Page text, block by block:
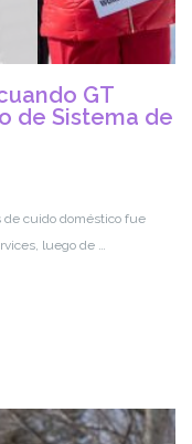
GT
de Sistema de
de cuido doméstico fue
luego de …